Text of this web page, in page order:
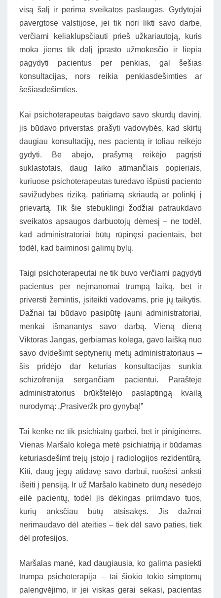
visą šalį ir perima sveikatos paslaugas. Gydytojai
pavergtose valstijose, jei tik nori likti savo darbe,
verčiami keliaklupsčiauti prieš užkariautoją, kuris
moka jiems tik dalį įprasto užmokesčio ir liepia
pagydyti pacientus per penkias, gal šešias
konsultacijas, nors reikia penkiasdešimties ar
šešiasdešimties.
Kai psichoterapeutas baigdavo savo skurdų davinį,
jis būdavo priverstas prašyti vadovybės, kad skirtų
daugiau konsultacijų, nes pacientą ir toliau reikėjo
gydyti. Be abejo, prašymą reikėjo pagrįsti
suklastotais, daug laiko atimančiais popieriais,
kuriuose psichoterapeutas turėdavo išpūsti paciento
savižudybės riziką, patiriamą skriaudą ar polinkį į
prievartą. Tik šie stebuklingi žodžiai patraukdavo
sveikatos apsaugos darbuotojų dėmesį – ne todėl,
kad administratoriai būtų rūpinęsi pacientais, bet
todėl, kad baiminosi galimų bylų.
Taigi psichoterapeutai ne tik buvo verčiami pagydyti
pacientus per neįmanomai trumpą laiką, bet ir
priversti žemintis, įsiteikti vadovams, prie jų taikytis.
Dažnai tai būdavo pasipūtę jauni administratoriai,
menkai išmanantys savo darbą. Vieną dieną
Viktoras Jangas, gerbiamas kolega, gavo laišką nuo
savo dvidešimt septynerių metų administratoriaus –
šis pridėjo dar keturias konsultacijas sunkia
schizofrenija sergančiam pacientui. Paraštėje
administratorius brūkštelėjo paslaptingą kvailą
nurodymą: „Prasiveržk pro gynybą!”
Tai kenkė ne tik psichiatrų garbei, bet ir piniginėms.
Vienas Maršalo kolega metė psichiatriją ir būdamas
keturiasdešimt trejų įstojo į radiologijos rezidentūrą.
Kiti, daug jėgų atidavę savo darbui, ruošėsi anksti
išeiti į pensiją. Ir už Maršalo kabineto durų nesėdėjo
eilė pacientų, todėl jis dėkingas priimdavo tuos,
kurių anksčiau būtų atsisakęs. Jis dažnai
nerimaudavo dėl ateities – tiek dėl savo paties, tiek
dėl profesijos.
Maršalas manė, kad daugiausia, ko galima pasiekti
trumpa psichoterapija – tai šiokio tokio simptomų
palengvėjimo, ir jei viskas gerai sekasi, pacientas